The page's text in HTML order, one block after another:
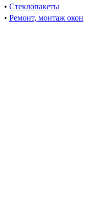
• Стеклопакеты
• Ремонт, монтаж окон